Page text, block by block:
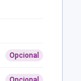
Opcional